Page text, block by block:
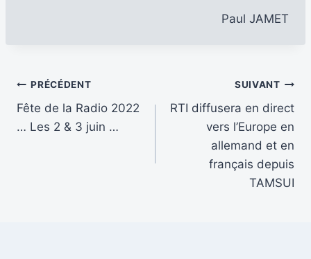
Paul JAMET
Navigation
de
PRÉCÉDENT
Fête de la Radio 2022
… Les 2 & 3 juin …
SUIVANT
RTI diffusera en direct
vers l’Europe en
allemand et en
français depuis
TAMSUI